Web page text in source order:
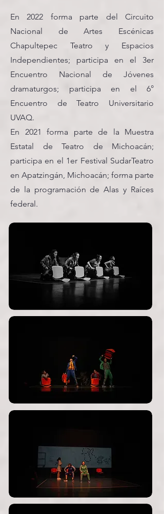
En 2022 forma parte del Circuito
Nacional de Artes Escénicas
Chapultepec Teatro y Espacios
Independientes; participa en el 3er
Encuentro Nacional de Jóvenes
dramaturgos; participa en el 6°
Encuentro de Teatro Universitario
UVAQ.
En 2021 forma parte de la Muestra
Estatal de Teatro de Michoacán;
participa en el 1er Festival SudarTeatro
en Apatzingán, Michoacán; forma parte
de la programación de Alas y Raíces
federal.